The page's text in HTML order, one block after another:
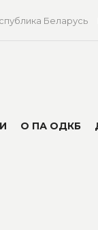
Беларусь
О ПА ОДКБ